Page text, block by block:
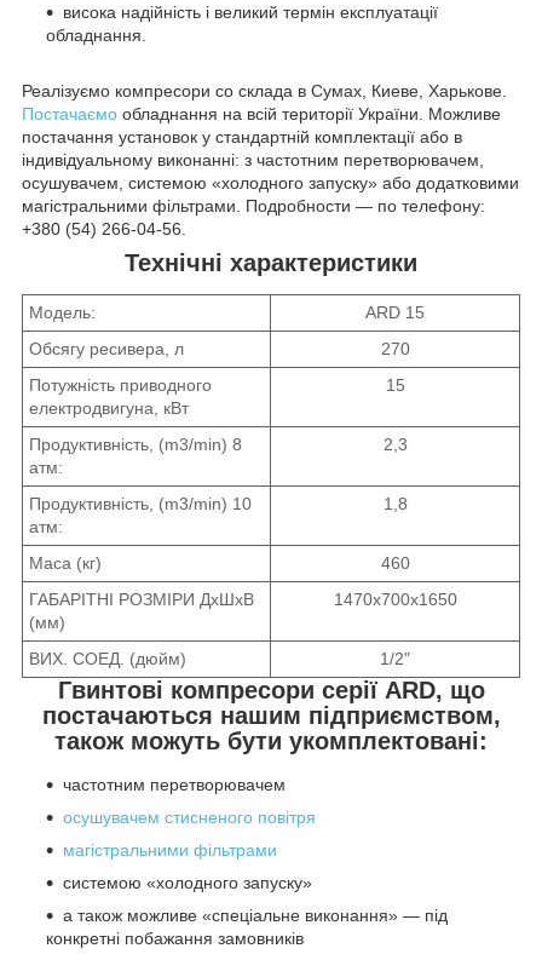
висока надійність і великий термін експлуатації
обладнання.
Реалізуємо компресори со склада в Сумах, Киеве, Харькове.
Постачаємо обладнання на всій території України. Можливе
постачання установок у стандартній комплектації або в
індивідуальному виконанні: з частотним перетворювачем,
осушувачем, системою «холодного запуску» або додатковими
магістральними фільтрами. Подробности — по телефону:
+380 (54) 266-04-56.
Технічні характеристики
Модель:
ARD 15
Обсягу ресивера, л
270
Потужність приводного
електродвигуна, кВт
15
Продуктивність, (m3/min) 8
атм:
2,3
Продуктивність, (m3/min) 10
атм:
1,8
Маса (кг)
460
ГАБАРІТНІ РОЗМІРИ ДхШхВ
(мм)
1470х700х1650
ВИХ. СОЕД. (дюйм) 1/2"
Гвинтові компресори серії ARD, що
постачаються нашим підприємством,
також можуть бути укомплектовані:
частотним перетворювачем
осушувачем стисненого повітря
магістральними фільтрами
системою «холодного запуску»
а також можливе «спеціальне виконання» — під
конкретні побажання замовників